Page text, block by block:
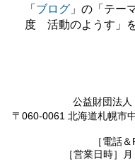
「 ブログ 」の「テー
度 活動のようす」
公益財団法人
〒060-0061 北海道札幌市
［電話
［営業日時］